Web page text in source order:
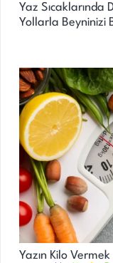
Yaz Sıcaklarında
Yollarla Beyninizi
Yazın Kilo